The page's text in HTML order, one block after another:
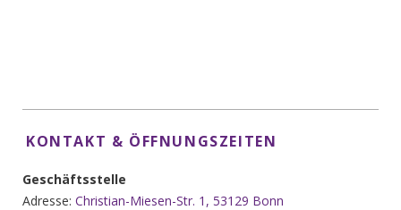
KONTAKT & ÖFFNUNGSZEITEN
Geschäftsstelle
Adresse: Christian-Miesen-Str. 1, 53129 Bonn